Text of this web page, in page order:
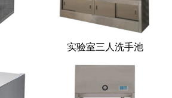
实验室三人洗手池